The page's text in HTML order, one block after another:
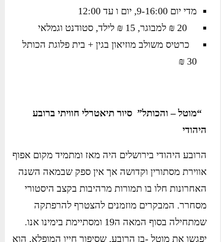
מדי יום 9-16:00, יום ו עד 12:00
כרטיס משולב מוזיאון בגין + בית פלוגת הכותל
30 ₪
“מוטל – והכותל” סיור תיאטרלי חוויתי ברובע
היהודי
הרובע היהודי בירושלים היה מאז ומתמיד מקום אפוף
אווירת מסתורין וקדושה אך אין ספק שבמאה השנה
האחרונות חלו בו תמורות מרהיבות בקצב היסטורי
מסחרר. המבקרים מוזמנים להצטרף להרפתקה
שמתחילה בסוף המאה ה19 ומסתיימת בימינו אנו.
יפגשו את מוטל -בן הרובע, שסיפור חייו המופלא, הוא